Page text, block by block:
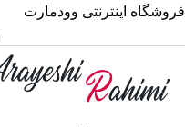
فروشگاه اینترنتی وودمارت